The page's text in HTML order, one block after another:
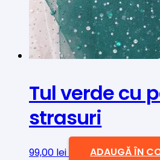
Tul verde cu
strasuri
99,00 lei ADAUGĂ ÎN